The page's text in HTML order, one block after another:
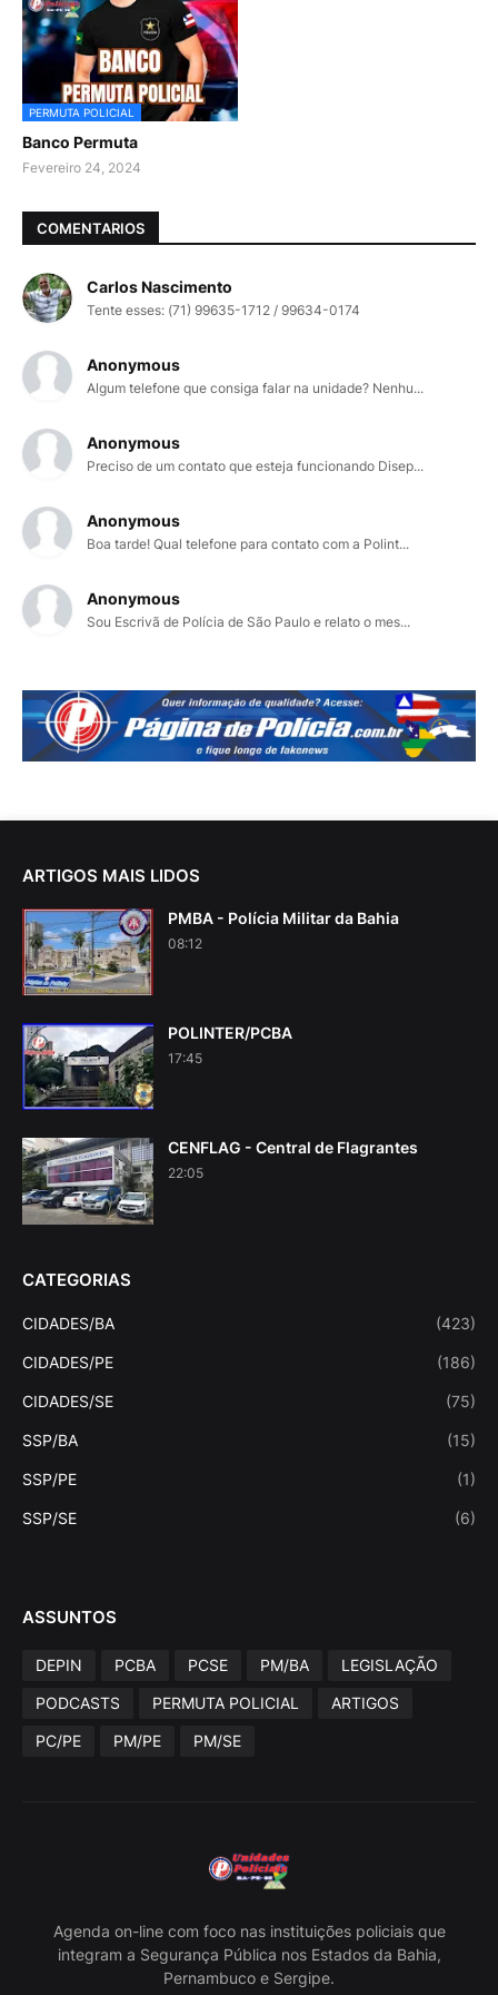
PERMUTA POLICIAL
Banco Permuta
Fevereiro 24, 2024
COMENTARIOS
Carlos Nascimento
Tente esses: (71) 99635-1712 / 99634-0174
Anonymous
Algum telefone que consiga falar na unidade? Nenhu...
Anonymous
Preciso de um contato que esteja funcionando Disep...
Anonymous
Boa tarde! Qual telefone para contato com a Polint...
Anonymous
Sou Escrivã de Polícia de São Paulo e relato o mes...
ARTIGOS MAIS LIDOS
PMBA - Polícia Militar da Bahia
08:12
POLINTER/PCBA
17:45
CENFLAG - Central de Flagrantes
22:05
CATEGORIAS
CIDADES/BA (423)
CIDADES/PE (186)
CIDADES/SE (75)
SSP/BA (15)
SSP/PE (1)
SSP/SE (6)
ASSUNTOS
DEPIN PCBA PCSE PM/BA
LEGISLAÇÃO
PODCASTS
PERMUTA POLICIAL
ARTIGOS
PC/PE
PM/PE PM/SE
Agenda on-line com foco nas instituições policiais que
integram a Segurança Pública nos Estados da Bahia,
Pernambuco e Sergipe.